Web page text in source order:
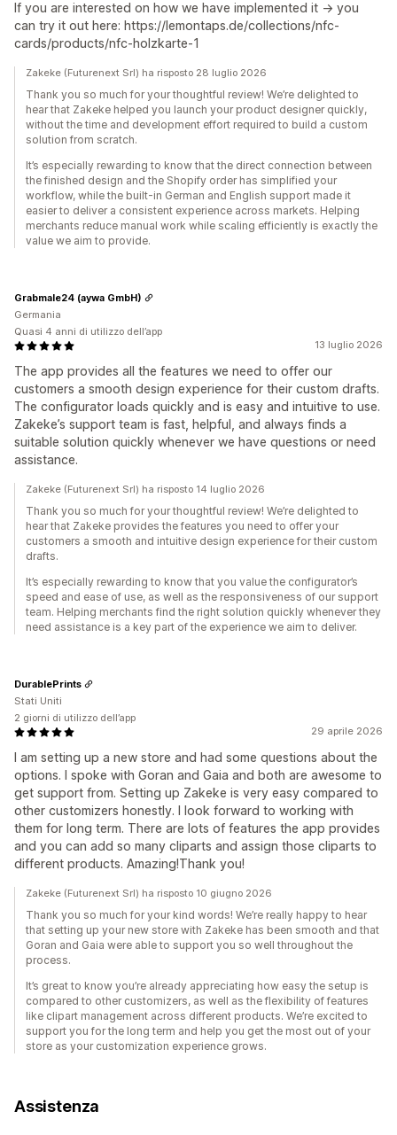
If you are interested on how we have implemented it -> you
can try it out here: https://lemontaps.de/collections/nfc-
cards/products/nfc-holzkarte-1
Zakeke (Futurenext Srl) ha risposto 28 luglio 2026
Thank you so much for your thoughtful review! We’re delighted to
hear that Zakeke helped you launch your product designer quickly,
without the time and development effort required to build a custom
solution from scratch.
It’s especially rewarding to know that the direct connection between
the finished design and the Shopify order has simplified your
workflow, while the built-in German and English support made it
easier to deliver a consistent experience across markets. Helping
merchants reduce manual work while scaling efficiently is exactly the
value we aim to provide.
13 luglio 2026
The app provides all the features we need to offer our
customers a smooth design experience for their custom drafts.
The configurator loads quickly and is easy and intuitive to use.
Zakeke’s support team is fast, helpful, and always finds a
suitable solution quickly whenever we have questions or need
assistance.
Grabmale24 (aywa GmbH)
Germania
Quasi 4 anni di utilizzo dell’app
Zakeke (Futurenext Srl) ha risposto 14 luglio 2026
Thank you so much for your thoughtful review! We’re delighted to
hear that Zakeke provides the features you need to offer your
customers a smooth and intuitive design experience for their custom
drafts.
It’s especially rewarding to know that you value the configurator’s
speed and ease of use, as well as the responsiveness of our support
team. Helping merchants find the right solution quickly whenever they
need assistance is a key part of the experience we aim to deliver.
29 aprile 2026
I am setting up a new store and had some questions about the
options. I spoke with Goran and Gaia and both are awesome to
get support from. Setting up Zakeke is very easy compared to
other customizers honestly. I look forward to working with
them for long term. There are lots of features the app provides
and you can add so many cliparts and assign those cliparts to
different products. Amazing!Thank you!
DurablePrints
Stati Uniti
2 giorni di utilizzo dell’app
Zakeke (Futurenext Srl) ha risposto 10 giugno 2026
Thank you so much for your kind words! We’re really happy to hear
that setting up your new store with Zakeke has been smooth and that
Goran and Gaia were able to support you so well throughout the
process.
It’s great to know you’re already appreciating how easy the setup is
compared to other customizers, as well as the flexibility of features
like clipart management across different products. We’re excited to
support you for the long term and help you get the most out of your
store as your customization experience grows.
Assistenza